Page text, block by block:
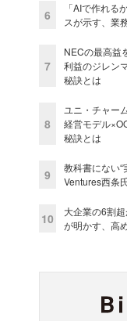
6
「AIで作れる
スが示す、業
7
NECの最高益
利益のジレン
秘訣とは
8
ユニ・チャー
経営モデル
秘訣とは
9
教科書にない
Ventures西条
10
大企業の6割
が明かす、高